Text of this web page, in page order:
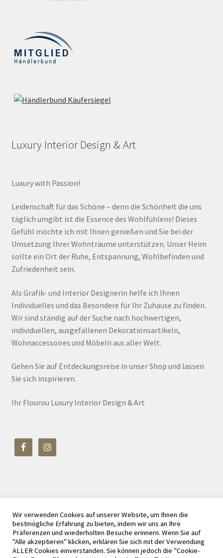
Luxury Interior Design & Art
Luxury with Passion!
Leidenschaft für das Schöne – denn die Schönheit die uns
täglich umgibt ist die Essence des Wohlfühlens! Dieses
Gefühl möchte ich mit Ihnen genießen und Sie bei der
Umsetzung Ihrer Wohnträume unterstützen. Unser Heim
sollte ein Ort der Ruhe, Entspannung, Wohlbefinden und
Zufriedenheit sein.
Als Grafik- und Interior Designerin helfe ich Ihnen
Individuelles und das Besondere für Ihr Zuhause zu finden.
Wir sind ständig auf der Suche nach hochwertigen,
individuellen, ausgefallenen Dekorationsartikeln,
Wohnaccessoires und Möbeln aus aller Welt.
Gehen Sie auf Entdeckungsreise in unser Shop und lassen
Sie sich inspirieren.
Ihr Flourou Luxury Interior Design & Art
© Flourou Luxury Interior Design & Art 2026
Datenschutz
Erstellt mit WooCommerce.
Wir verwenden Cookies auf unserer Website, um Ihnen die
bestmögliche Erfahrung zu bieten, indem wir uns an Ihre
Präferenzen und wiederholten Besuche erinnern. Wenn Sie auf
"Alle akzeptieren" klicken, erklären Sie sich mit der Verwendung
ALLER Cookies einverstanden. Sie können jedoch die "Cookie-